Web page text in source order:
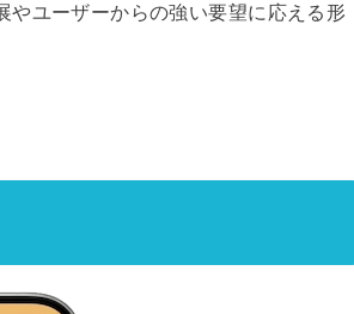
やユーザーからの強い要望に応える形